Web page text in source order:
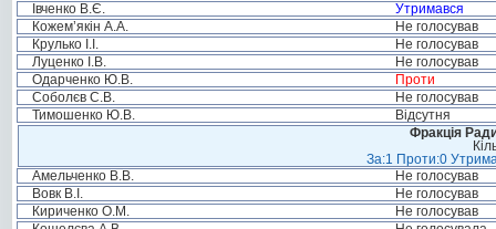
Івченко В.Є.
Утримався
Кожем’якін А.А.
Не голосував
Крулько І.І.
Не голосував
Луценко І.В.
Не голосував
Одарченко Ю.В.
Проти
Соболєв С.В.
Не голосував
Тимошенко Ю.В.
Відсутня
Фракція
За:1 Проти:0
Амельченко В.В.
Не голосував
Вовк В.І.
Не голосував
Кириченко О.М.
Не голосував